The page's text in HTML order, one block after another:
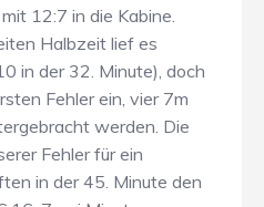
12:7 in die Kabine.
Halbzeit lief es
in der 32. Minute), doch
Fehler ein, vier 7m
werden. Die
Fehler für ein
in der 45. Minute den